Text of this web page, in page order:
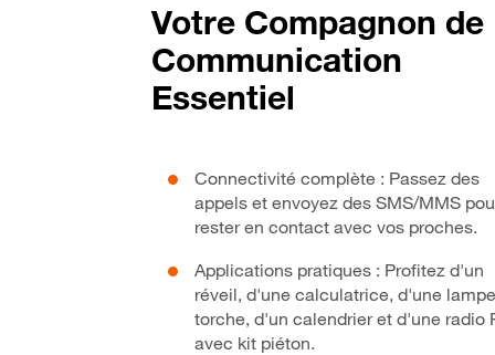
Votre Compagnon de
Communication
Essentiel
Connectivité complète : Passez des
appels et envoyez des SMS/MMS
rester en contact avec vos proches.
Applications pratiques : Profitez d'un
réveil, d'une calculatrice, d'une lampe
torche, d'un calendrier et d'une radio
avec kit piéton.